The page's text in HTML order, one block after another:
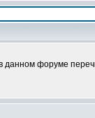
данном форуме